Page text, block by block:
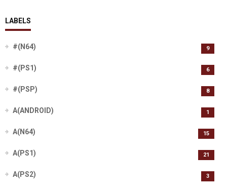
LABELS
#(N64) 9
#(PS1) 6
#(PSP) 8
A(ANDROID) 1
A(N64) 15
A(PS1) 21
A(PS2) 3